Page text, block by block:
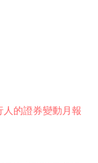
的證券變動月報